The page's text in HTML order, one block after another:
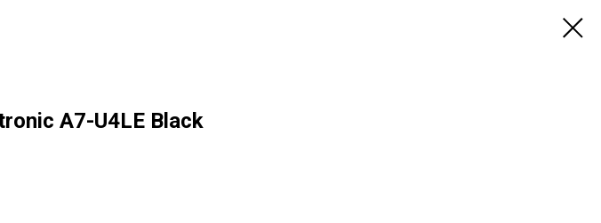
A7-U4LE Black